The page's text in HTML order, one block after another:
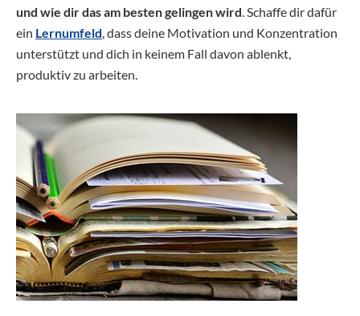
und wie dir das am besten gelingen wird. Schaffe dir dafür
ein Lernumfeld, dass deine Motivation und Konzentration
unterstützt und dich in keinem Fall davon ablenkt,
produktiv zu arbeiten.